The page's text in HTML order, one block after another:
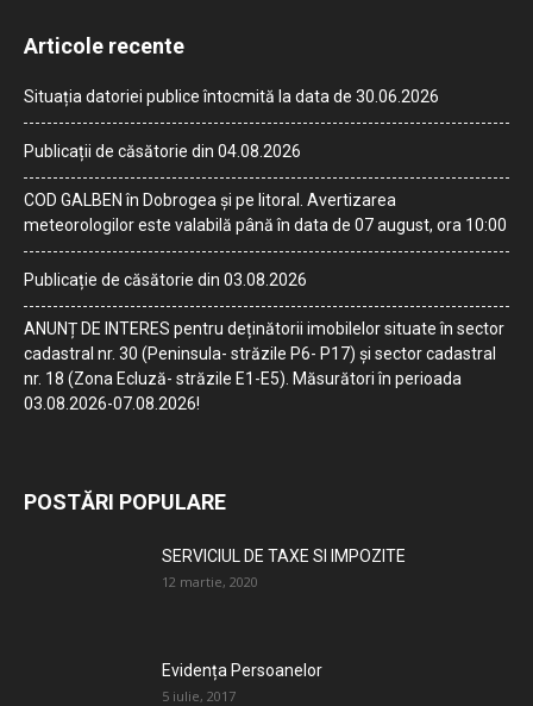
Articole recente
Situația datoriei publice întocmită la data de 30.06.2026
Publicații de căsătorie din 04.08.2026
COD GALBEN în Dobrogea și pe litoral. Avertizarea
meteorologilor este valabilă până în data de 07 august, ora 10:00
Publicație de căsătorie din 03.08.2026
ANUNȚ DE INTERES pentru deținătorii imobilelor situate în sector
cadastral nr. 30 (Peninsula- străzile P6- P17) și sector cadastral
nr. 18 (Zona Ecluză- străzile E1-E5). Măsurători în perioada
03.08.2026-07.08.2026!
POSTĂRI POPULARE
SERVICIUL DE TAXE SI IMPOZITE
12 martie, 2020
Evidența Persoanelor
5 iulie, 2017